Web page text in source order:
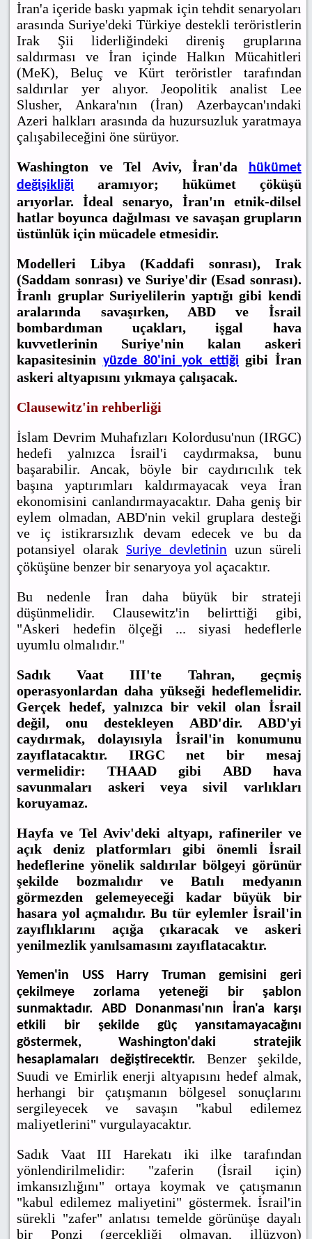
İran'a içeride baskı yapmak için tehdit senaryoları
arasında Suriye'deki Türkiye destekli teröristlerin
Irak Şii liderliğindeki direniş gruplarına
saldırması ve İran içinde Halkın Mücahitleri
(MeK), Beluç ve Kürt teröristler tarafından
saldırılar yer alıyor. Jeopolitik analist Lee
Slusher, Ankara'nın (İran) Azerbaycan'ındaki
Azeri halkları arasında da huzursuzluk yaratmaya
çalışabileceğini öne sürüyor.
Washington ve Tel Aviv, İran'da
hükümet
değişikliği
aramıyor; hükümet çöküşü
arıyorlar. İdeal senaryo, İran'ın etnik-dilsel
hatlar boyunca dağılması ve savaşan grupların
üstünlük için mücadele etmesidir.
Modelleri Libya (Kaddafi sonrası), Irak
(Saddam sonrası) ve Suriye'dir (Esad sonrası).
İranlı gruplar Suriyelilerin yaptığı gibi kendi
aralarında savaşırken, ABD ve İsrail
bombardıman uçakları, işgal hava
kuvvetlerinin Suriye'nin kalan askeri
kapasitesinin yüzde 80'ini yok ettiği gibi İran
askeri altyapısını yıkmaya çalışacak.
Clausewitz'in rehberliği
İslam Devrim Muhafızları Kolordusu'nun (IRGC)
hedefi yalnızca İsrail'i caydırmaksa, bunu
başarabilir. Ancak, böyle bir caydırıcılık tek
başına yaptırımları kaldırmayacak veya İran
ekonomisini canlandırmayacaktır. Daha geniş bir
eylem olmadan, ABD'nin vekil gruplara desteği
ve iç istikrarsızlık devam edecek ve bu da
potansiyel olarakSuriye devletinin uzun süreli
çöküşüne benzer bir senaryoya yol açacaktır.
Bu nedenle İran daha büyük bir strateji
düşünmelidir. Clausewitz'in belirttiği gibi,
"Askeri hedefin ölçeği ... siyasi hedeflerle
uyumlu olmalıdır."
Sadık Vaat III'te Tahran, geçmiş
operasyonlardan daha yükseği hedeflemelidir.
Gerçek hedef, yalnızca bir vekil olan İsrail
değil, onu destekleyen ABD'dir. ABD'yi
caydırmak, dolayısıyla İsrail'in konumunu
zayıflatacaktır. IRGC net bir mesaj
vermelidir: THAAD gibi ABD hava
savunmaları askeri veya sivil varlıkları
koruyamaz.
Hayfa ve Tel Aviv'deki altyapı, rafineriler ve
açık deniz platformları gibi önemli İsrail
hedeflerine yönelik saldırılar bölgeyi görünür
şekilde bozmalıdır ve Batılı medyanın
görmezden gelemeyeceği kadar büyük bir
hasara yol açmalıdır. Bu tür eylemler İsrail'in
zayıflıklarını açığa çıkaracak ve askeri
yenilmezlik yanılsamasını zayıflatacaktır.
Yemen'in USS Harry Truman gemisini geri
çekilmeye zorlama yeteneği bir şablon
sunmaktadır. ABD Donanması'nın İran'a karşı
etkili bir şekilde güç yansıtamayacağını
göstermek, Washington'daki stratejik
hesaplamaları değiştirecektir. Benzer şekilde,
Suudi ve Emirlik enerji altyapısını hedef almak,
herhangi bir çatışmanın bölgesel sonuçlarını
sergileyecek ve savaşın "kabul edilemez
maliyetlerini" vurgulayacaktır.
Sadık Vaat III Harekatı iki ilke tarafından
yönlendirilmelidir: "zaferin (İsrail için)
imkansızlığını" ortaya koymak ve çatışmanın
"kabul edilemez maliyetini" göstermek. İsrail'in
sürekli "zafer" anlatısı temelde görünüşe dayalı
bir Ponzi (gerçekliği olmayan, illüzyon)